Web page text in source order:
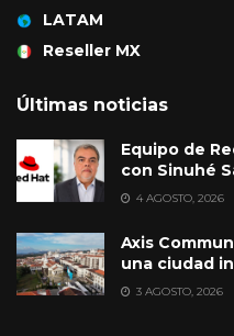
LATAM
Reseller MX
Últimas noticias
Equipo de
con Sinuhé
4 AGOSTO, 2026
Axis
una ciudad
3 AGOSTO, 2026